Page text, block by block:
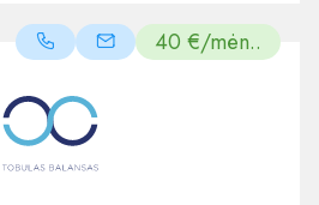
40 €/mėn..